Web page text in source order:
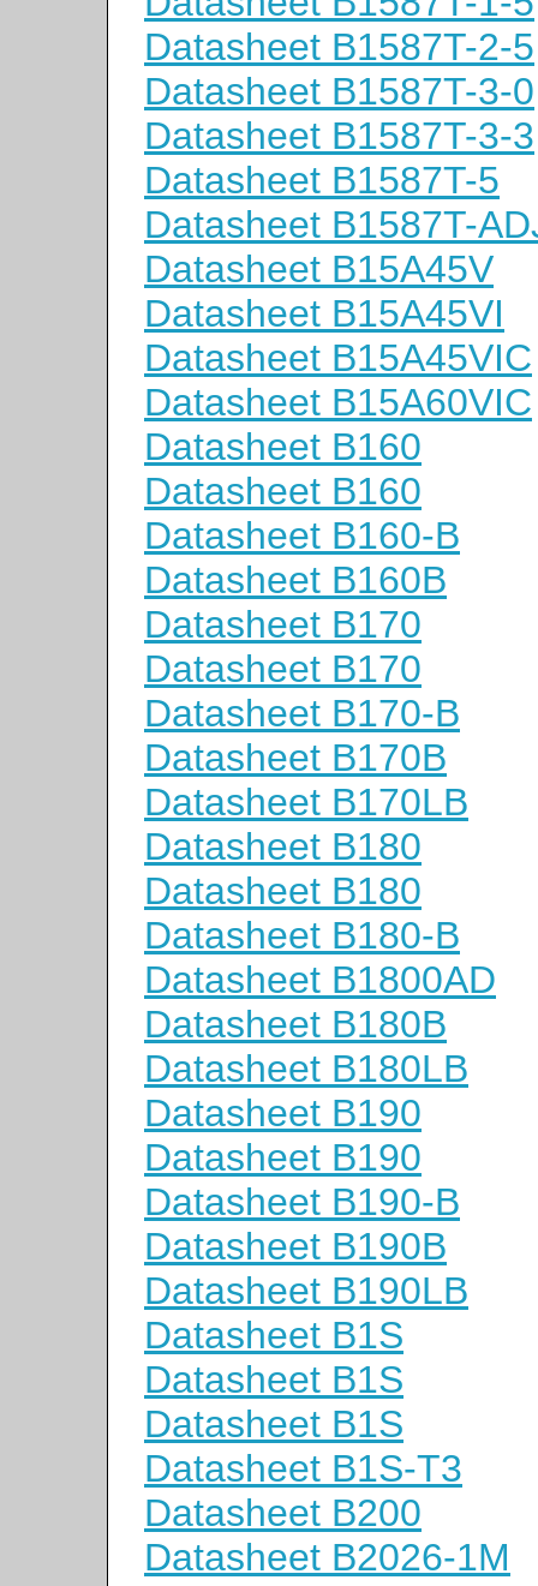
Datasheet B1587T-2-5
Datasheet B1587T-3-0
Datasheet B1587T-3-3
Datasheet B1587T-5
Datasheet B1587T-
Datasheet B15A45V
Datasheet B15A45VI
Datasheet B15A45VIC
Datasheet B15A60VIC
Datasheet B160
Datasheet B160
Datasheet B160-B
Datasheet B160B
Datasheet B170
Datasheet B170
Datasheet B170-B
Datasheet B170B
Datasheet B170LB
Datasheet B180
Datasheet B180
Datasheet B180-B
Datasheet B1800AD
Datasheet B180B
Datasheet B180LB
Datasheet B190
Datasheet B190
Datasheet B190-B
Datasheet B190B
Datasheet B190LB
Datasheet B1S
Datasheet B1S
Datasheet B1S
Datasheet B1S-T3
Datasheet B200
Datasheet B2026-1M